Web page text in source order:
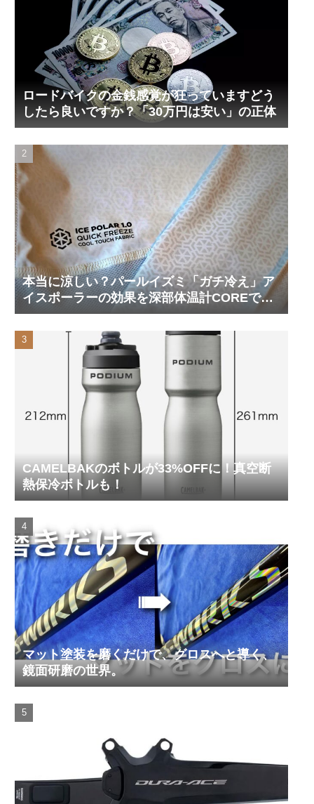
ロードバイクの金銭感覚が狂っていますどう
したら良いですか？「30万円は安い」の正体
本当に涼しい？パールイズミ「ガチ冷え」ア
イスポーラーの効果を深部体温計COREで測
ってみた
CAMELBAKのボトルが33%OFFに！真空断
熱保冷ボトルも！
マット塗装を磨くだけで、グロスへと導く、
鏡面研磨の世界。